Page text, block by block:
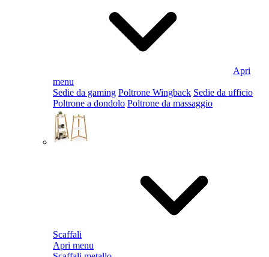
Apri
menu
Sedie da gaming Poltrone Wingback Sedie da ufficio
Poltrone a dondolo Poltrone da massaggio
Scaffali
Apri menu